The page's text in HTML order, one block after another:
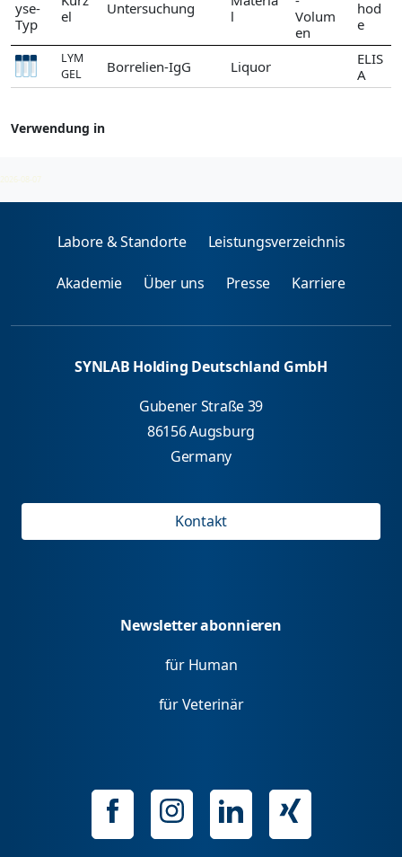
yse-
Typ
el
Untersuchung
l
Volum
en
hod
e
LYM
GEL
Borrelien-IgG Liquor
ELIS
A
Verwendung in
2026-08-07
Labore & Standorte Leistungsverzeichnis
Akademie Über uns Presse Karriere
SYNLAB Holding Deutschland GmbH
Gubener Straße 39
86156 Augsburg
Germany
Kontakt
Newsletter abonnieren
für Human
für Veterinär